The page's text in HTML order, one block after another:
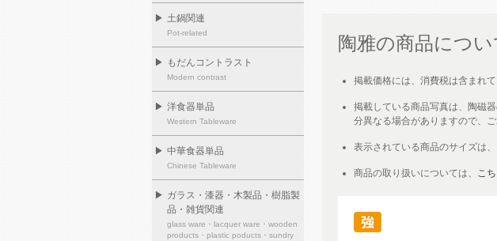
▶ 土鍋関連
Pot-related
▶ もだんコントラスト
Modern contrast
▶ 洋食器単品
Western Tableware
▶ 中華食器単品
Chinese Tableware
▶ ガラス・漆器・木製品・樹脂製
品・雑貨関連
glass ware・lacquer ware・wooden
products・plastic poducts・sundry
陶雅の商品につい
掲載価格には、消費税は含まれて
掲載している商品写真は、陶磁
分異なる場合がありますので、ご
表示されている商品のサイズは
商品の取り扱いについては、 こ